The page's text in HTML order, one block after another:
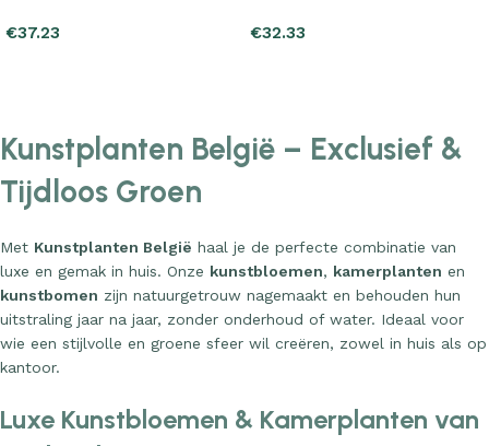
Add to cart Add to cart
Kunstplanten België – Exclusief &
Tijdloos Groen
luxe en gemak in huis. Onzekunstbloemen,kamerplantenen
kunstbomenzijn natuurgetrouw nagemaakt en behouden hun
uitstraling jaar na jaar, zonder onderhoud of water. Ideaal voor
wie een stijlvolle en groene sfeer wil creëren, zowel in huis als op
kantoor.
Topkwaliteit